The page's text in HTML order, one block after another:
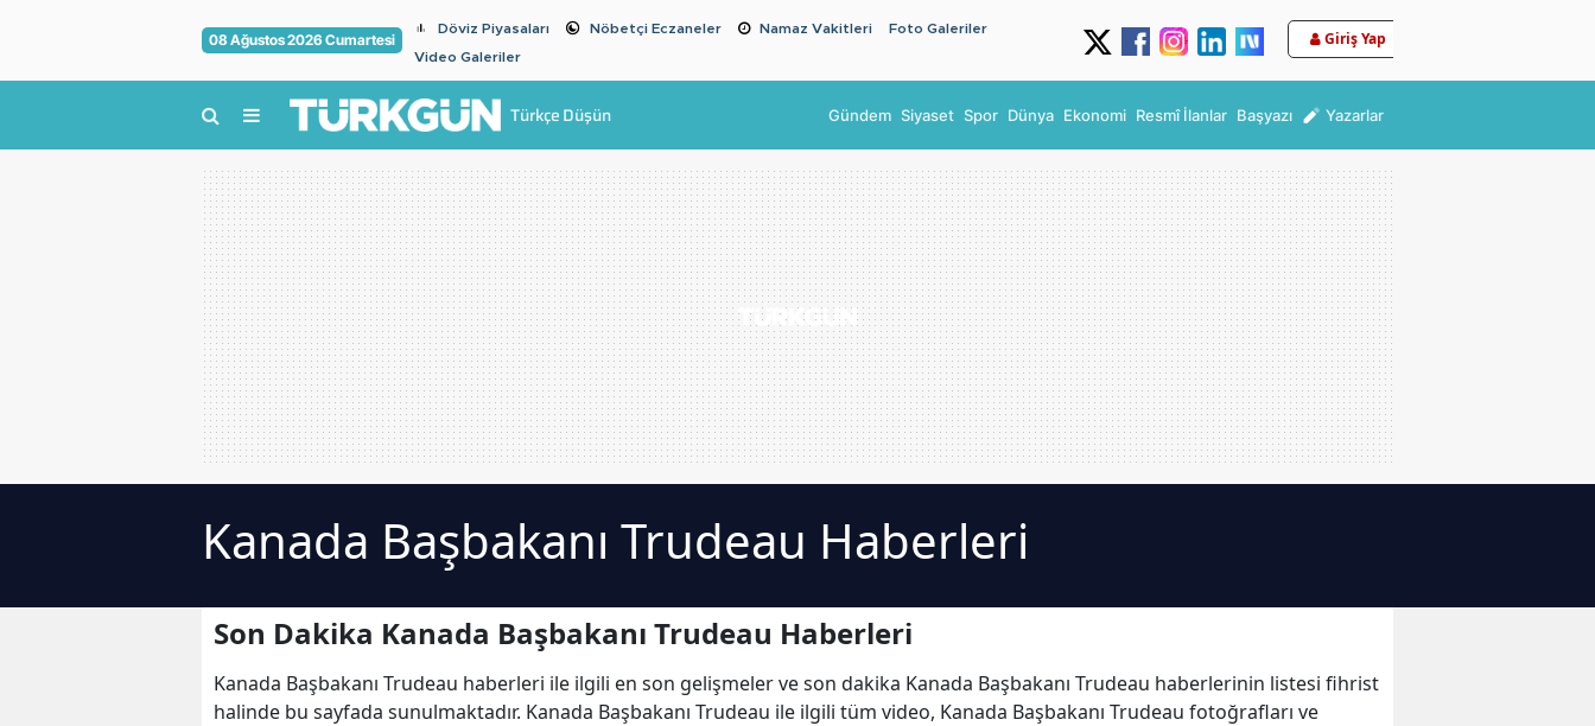
08 Ağustos 2026 Cumartesi
Döviz Piyasaları Nöbetçi Eczaneler Namaz Vakitleri
Foto Galeriler
Video Galeriler
Giriş Yap
Türkçe Düşün Gündem Siyaset Spor Dünya Ekonomi Resmî İlanlar Başyazı Yazarlar
Kanada Başbakanı Trudeau Haberleri
Son Dakika Kanada Başbakanı Trudeau Haberleri
Kanada Başbakanı Trudeau haberleri ile ilgili en son gelişmeler ve son dakika Kanada Başbakanı Trudeau haberlerinin listesi fihrist
halinde bu sayfada sunulmaktadır. Kanada Başbakanı Trudeau ile ilgili tüm video, Kanada Başbakanı Trudeau fotoğrafları ve